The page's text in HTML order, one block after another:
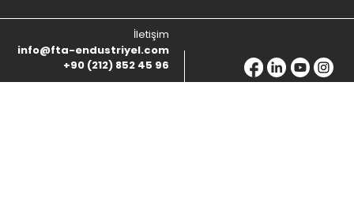
İletişim
info@fta-endustriyel.com
+90 (212) 852 45 96